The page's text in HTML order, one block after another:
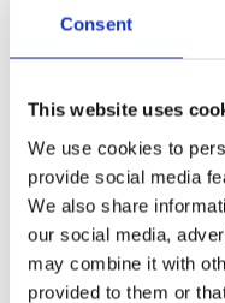
Consent
This website uses
We use cookies to
provide social media
We also share
our social media,
may combine it with
provided to them or
Układ
(27)
UKŁAD